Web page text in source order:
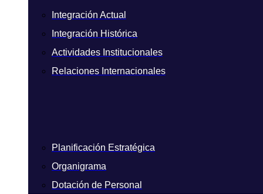
Integración Actual
Integración Histórica
Actividades Institucionales
Relaciones Internacionales
Planificación Estratégica
Organigrama
Dotación de Personal